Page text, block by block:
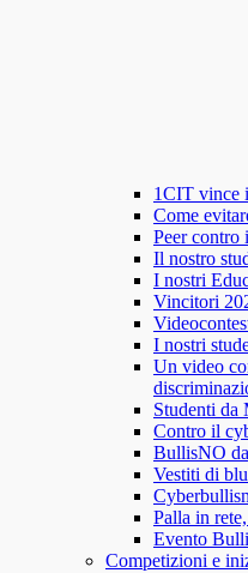
1CIT vince
Come
Peer contro
Il nostro
I nostri
Vincitori
I nostri
Un video
Studenti da
Contro il
BullisNO
Vestiti di
Palla in
Evento
Competizioni e